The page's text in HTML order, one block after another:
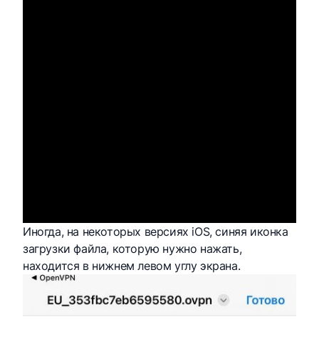
Иногда, на некоторых версиях iOS, синяя иконка
загрузки файла, которую нужно нажать,
находится в нижнем левом углу экрана.